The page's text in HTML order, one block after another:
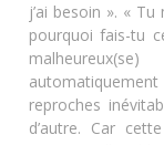
j’ai besoin ». «
pourquoi fais-tu
reproches
d’autre. Car